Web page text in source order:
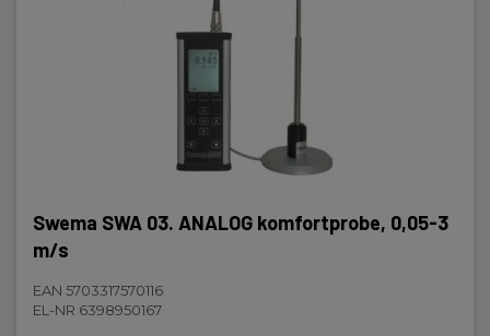
Swema SWA 03. ANALOG komfortprobe, 0,05-3
m/s
EAN 5703317570116
EL-NR 6398950167